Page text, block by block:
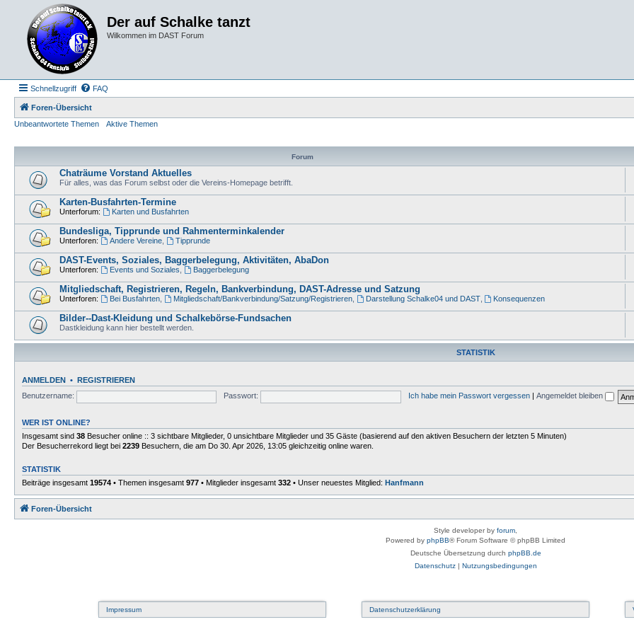
Der auf Schalke tanzt
Wilkommen im DAST Forum
Schnellzugriff FAQ
Foren-Übersicht
Unbeantwortete Themen
Aktive Themen
Forum
Chaträume Vorstand Aktuelles
Für alles, was das Forum selbst oder die Vereins-Homepage betrifft.
Karten-Busfahrten-Termine
Unterforum: Karten und Busfahrten
Bundesliga, Tipprunde und Rahmenterminkalender
Unterforen: Andere Vereine, Tipprunde
DAST-Events, Soziales, Baggerbelegung, Aktivitäten, AbaDon
Unterforen: Events und Soziales Baggerbelegung
Mitgliedschaft, Registrieren, Regeln, Bankverbindung, DAST-Adresse und Satzung
Unterforen: Bei Busfahrten, Mitgliedschaft/Bankverbindung/Satzung/Registrieren, Darstellung Schalke04 und DAST, Konsequenzen
Bilder--Dast-Kleidung und Schalkebörse-Fundsachen
Dastkleidung kann hier bestellt werden.
STATISTIK
ANMELDEN • REGISTRIEREN
Benutzername:
Passwort: Ich habe mein Passwort vergessen Angemeldet bleiben
WER IST ONLINE?
Insgesamt sind 38 Besucher online :: 3 sichtbare Mitglieder, 0 unsichtbare Mitglieder und 35 Gäste (basierend auf den aktiven Besuchern der letzten 5 Minuten)
Der Besucherrekord liegt bei 2239 Besuchern, die am Do 30. Apr 2026, 13:05 gleichzeitig online waren.
STATISTIK
Beiträge insgesamt 19574 • Themen insgesamt 977 • Mitglieder insgesamt 332 • Unser neuestes Mitglied: Hanfmann
Foren-Übersicht
Style developer by forum
Powered by phpBB® Forum Software © phpBB Limited
Deutsche Übersetzung durch phpBB.de
Datenschutz| Nutzungsbedingungen
Impressum Datenschutzerklärung